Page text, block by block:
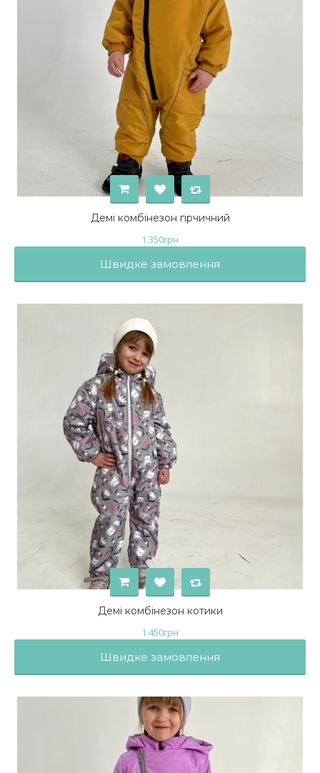
Демі комбінезон гірчичний
1.350грн
Швидке замовлення
Демі комбінезон котики
1.450грн
Швидке замовлення